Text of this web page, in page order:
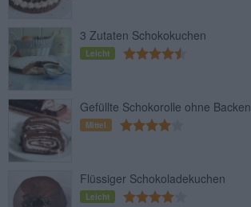
3 Zutaten Schokokuchen
Leicht
Gefüllte Schokorolle ohne Backen
Mittel
Flüssiger Schokoladekuchen
Leicht